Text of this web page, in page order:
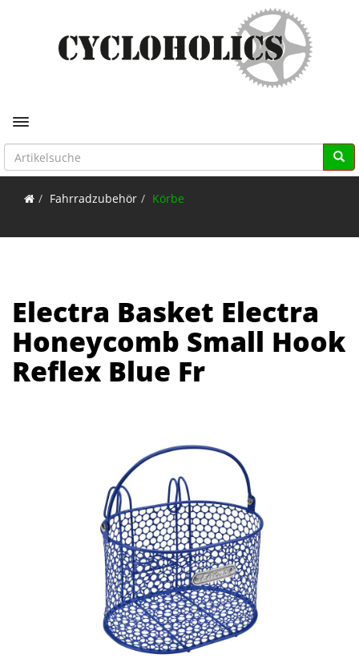
Toggle navigation
Fahrradzubehör Körbe
Electra Basket Electra
Honeycomb Small Hook
Reflex Blue Fr